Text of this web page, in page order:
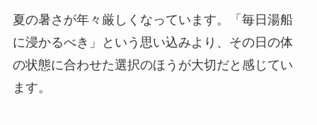
夏の暑さが年々厳しくなっています。「毎日湯船
に浸かるべき」という思い込みより、その日の体
の状態に合わせた選択のほうが大切だと感じてい
ます。